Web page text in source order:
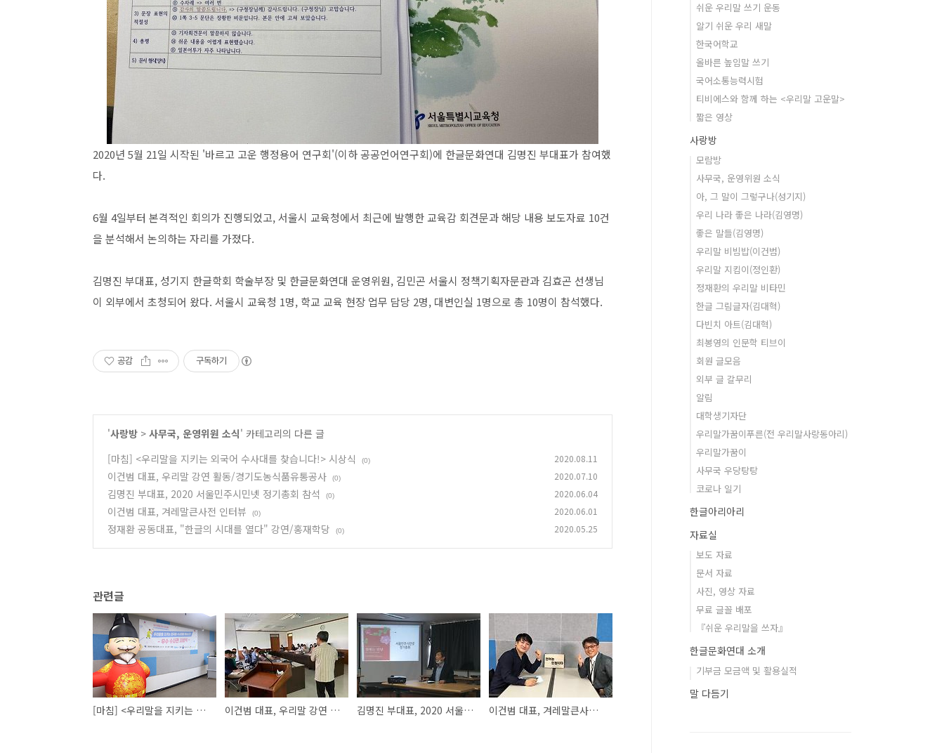
2020년 5월 21일 시작된 '바르고 고운 행정용어 연구회'(이하 공공언어연구회)에 한글문화연대 김명진 부대표가 참여했
다.
6월 4일부터 본격적인 회의가 진행되었고, 서울시 교육청에서 최근에 발행한 교육감 회견문과 해당 내용 보도자료 10건
을 분석해서 논의하는 자리를 가졌다.
김명진 부대표, 성기지 한글학회 학술부장 및 한글문화연대 운영위원, 김민곤 서울시 정책기획자문관과 김효곤 선생님
이 외부에서 초청되어 왔다. 서울시 교육청 1명, 학교 교육 현장 업무 담당 2명, 대변인실 1명으로 총 10명이 참석했다.
공감 구독하기
'사랑방 > 사무국, 운영위원 소식' 카테고리의 다른 글
[마침] <우리말을 지키는 외국어 수사대를 찾습니다!> 시상식
(0) 2020.08.11
이건범 대표, 우리말 강연 활동/경기도농식품유통공사 (0) 2020.07.10
김명진 부대표, 2020 서울민주시민넷 정기총회 참석 (0) 2020.06.04
이건범 대표, 겨레말큰사전 인터뷰 (0) 2020.06.01
정재환 공동대표, "한글의 시대를 열다" 강연/홍재학당 (0) 2020.05.25
관련글
[마침] <우리말을 지키는 외국어 수사대를 찾습니다!> 시상식 이건범 대표, 우리말 강연 활동/경기도농식품유통공사 김명진 부대표, 2020 서울민주시민넷 정기총회 참석 이건범 대표, 겨레말큰사전 인터뷰
쉬운 우리말 쓰기 운동
알기 쉬운 우리 새말
한국어학교
올바른 높임말 쓰기
국어소통능력시험
티비에스와 함께 하는 <우리말 고운말>
짧은 영상
사랑방
모람방
사무국, 운영위원 소식
아, 그 말이 그렇구나(성기지)
우리 나라 좋은 나라(김영명)
좋은 말들(김영명)
우리말 비빔밥(이건범)
우리말 지킴이(정인환)
정재환의 우리말 비타민
한글 그림글자(김대혁)
다빈치 아트(김대혁)
최봉영의 인문학 티브이
회원 글모음
외부 글 갈무리
알림
대학생기자단
우리말가꿈이푸른(전 우리말사랑동아리)
우리말가꿈이
사무국 우당탕탕
코로나 일기
한글아리아리
자료실
보도 자료
문서 자료
사진, 영상 자료
무료 글꼴 배포
『쉬운 우리말을 쓰자』
한글문화연대 소개
기부금 모금액 및 활용실적
말 다듬기